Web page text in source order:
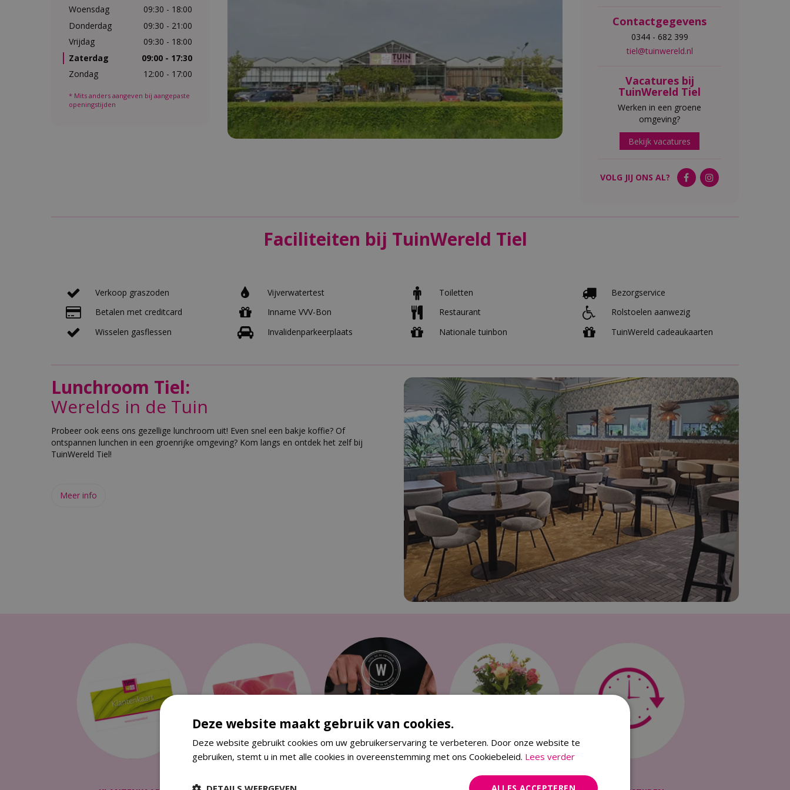
Woensdag
09:30 - 18:00
Donderdag
09:30 - 21:00
Vrijdag
09:30 - 18:00
Zaterdag
09:00 - 17:30
Zondag
12:00 - 17:00
* Mits anders aangeven bij aangepaste
openingstijden
Contactgegevens
0344 - 682 399
tiel@tuinwereld.nl
Vacatures bij
TuinWereld Tiel
Werken in een groene
omgeving?
Bekijk vacatures
VOLG JIJ ONS AL?
Faciliteiten bij TuinWereld Tiel
Verkoop graszoden Vijverwatertest Toiletten
Bezorgservice
Betalen met creditcard
Inname VVV-Bon Restaurant
Rolstoelen aanwezig
Wisselen gasflessen
Invalidenparkeerplaats Nationale tuinbon TuinWereld cadeaukaarten
Lunchroom Tiel:
Werelds in de Tuin
Probeer ook eens ons gezellige lunchroom uit! Even snel een bakje koffie? Of
ontspannen lunchen in een groenrijke omgeving? Kom langs en ontdek het zelf bij
TuinWereld Tiel!
Meer info
LUNCHROOM
Deze website maakt gebruik van cookies.
Deze website gebruikt cookies om uw gebruikerservaring te verbeteren. Door onze website te
gebruiken, stemt u in met alle cookies in overeenstemming met ons Cookiebeleid. Lees verder